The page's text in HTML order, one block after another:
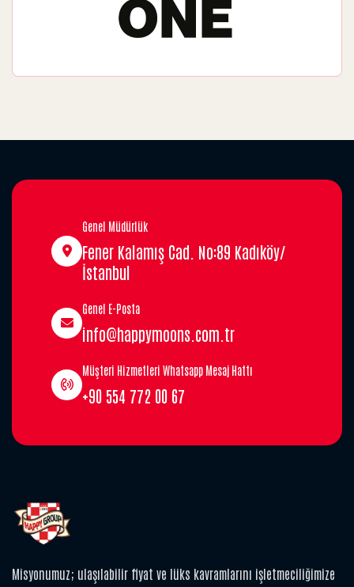
Genel Müdürlük
Fener Kalamış Cad. No:89 Kadıköy/
İstanbul
Genel E-Posta
info@happymoons.com.tr
Müşteri Hizmetleri Whatsapp Mesaj Hattı
+90 554 772 00 67
Misyonumuz; ulaşılabilir fiyat ve lüks kavramlarını işletmeciliğimize